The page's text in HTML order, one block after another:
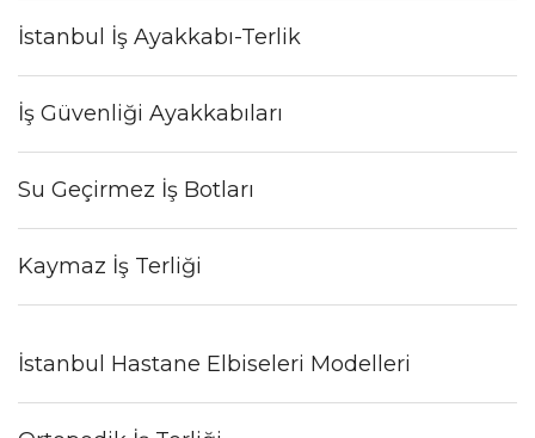
İstanbul İş Ayakkabı-Terlik
İş Güvenliği Ayakkabıları
Su Geçirmez İş Botları
Kaymaz İş Terliği
İstanbul Hastane Elbiseleri Modelleri